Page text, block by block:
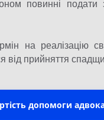
повинні
на реалізацію
від прийняття
допомоги